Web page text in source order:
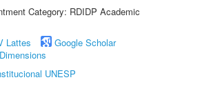
Category: RDIDP Academic
Lattes
Google Scholar
Dimensions
UNESP